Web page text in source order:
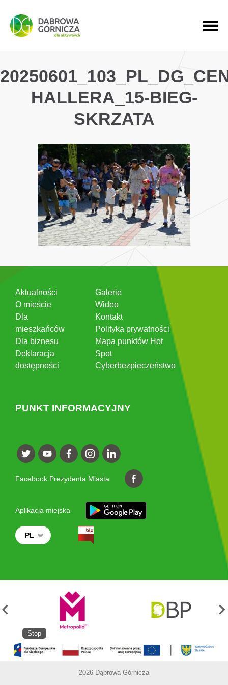
PRZEJDŹ DO MENU GŁÓWNEGO
PRZEJDŹ DO WYSZUKIWARKI
PRZEJDŹ DO TREŚCI
HALLERA_15-BIEG-
SKRZATA
Aktualności
O mieście
Dla
mieszkańców
Dla biznesu
Deklaracja
dostępności
Galerie
Wideo
Kontakt
Polityka prywatności
Mapa punktów Hot
Spot
Cyberbezpieczeństwo
PUNKT INFORMACYJNY
Facebook Prezydenta Miasta
Aplikacja miejska
PL
Stop
2026 Dąbrowa Górnicza